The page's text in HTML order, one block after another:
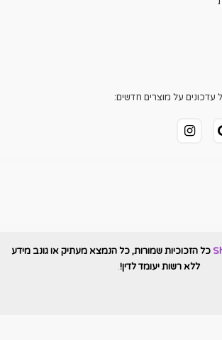
עדכונים על מוצרים חדשים:
כל הזכוכיות שמורות, כל הנמצא מעתיק או גונב מידע
ללא רשות יעומד לדין!.